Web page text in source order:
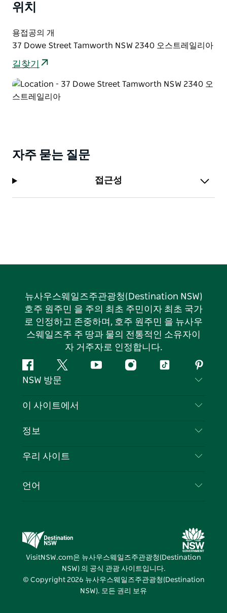
위치
용접공의 개
37 Dowe Street Tamworth NSW 2340 오스트레일리아
길찾기
자주 묻는 질문
접근성
뉴사우스웨일즈주관광청(Destination NSW)
호주 원주민 을 주의 최초 주민이자 최초 국가
로 인정하고 존중하며, 호주 원주민 을 뉴사우
스웨일즈주 주 땅과 물의 전통적인 소유자이
자 거주자로 인정합니다.
페
이
북
지
다
유
인
틱
핀
터
스
NSW 방문
문의하기
쿠키 고지
이 사이트에서
목적지
이벤트
정보
여행 정보
뉴사우스웨일즈주 의 사업
우리 사이트
뉴사우스웨일즈주관광청(Destination NSW) 미디
어 센터
비비드 시드니(Vivid Sydney)
언어
VisitNSW.com은 뉴사우스웨일즈주관광청(Destination
NSW) 의 공식 관광 사이트입니다.
© Copyright 2026 뉴사우스웨일즈주관광청(Destination
NSW). 모든 권리 보유